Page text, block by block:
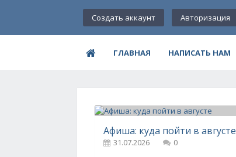
Создать аккаунт Авторизация
ГЛАВНАЯ НАПИСАТЬ НАМ
Афиша: куда пойти в августе
31.07.2026
0